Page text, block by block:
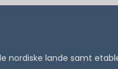
nordiske lande samt